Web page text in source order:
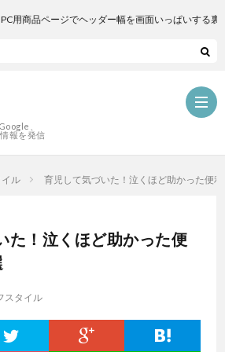
、
報を発信
ページでヘッダー幅を画面いっぱいする裏ワザ
ル 育児して気づいた！泣くほど助かった便
た！泣くほど助かった便
スタイル